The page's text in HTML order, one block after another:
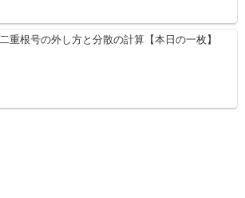
二重根号の外し方と分散の計算【本日の一枚】